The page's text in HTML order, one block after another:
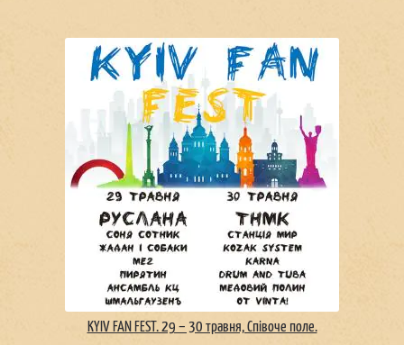
KYIV FAN FEST. 29 – 30 травня, Співоче поле.